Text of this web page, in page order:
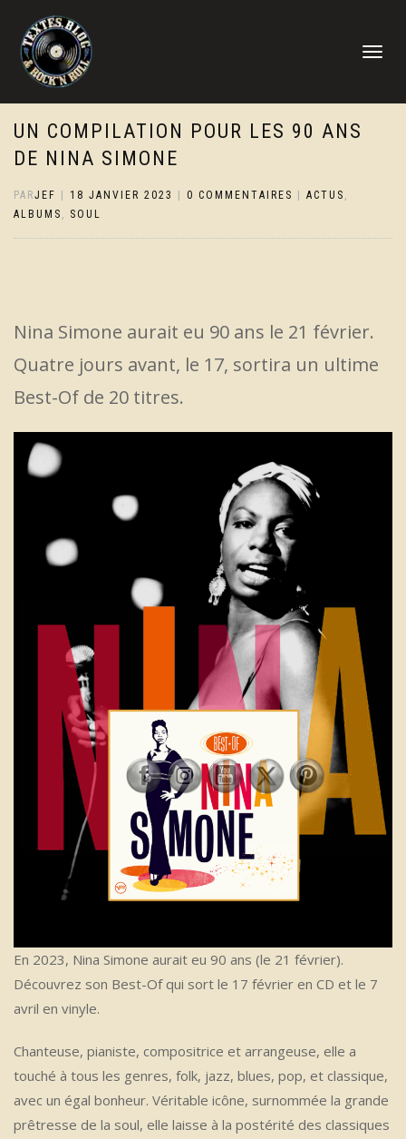
DÉPLIER
UN COMPILATION POUR LES 90 ANS
DE NINA SIMONE
PARJEF 18 JANVIER 2023 0 COMMENTAIRES ACTUS ,
ALBUMS , SOUL
Nina Simone aurait eu 90 ans le 21 février.
Quatre jours avant, le 17, sortira un ultime
Best-Of de 20 titres.
En 2023, Nina Simone aurait eu 90 ans (le 21 février).
Découvrez son Best-Of qui sort le 17 février en CD et le 7
avril en vinyle.
Chanteuse, pianiste, compositrice et arrangeuse, elle a
touché à tous les genres, folk, jazz, blues, pop, et classique,
avec un égal bonheur. Véritable icône, surnommée la grande
prêtresse de la soul, elle laisse à la postérité des classiques